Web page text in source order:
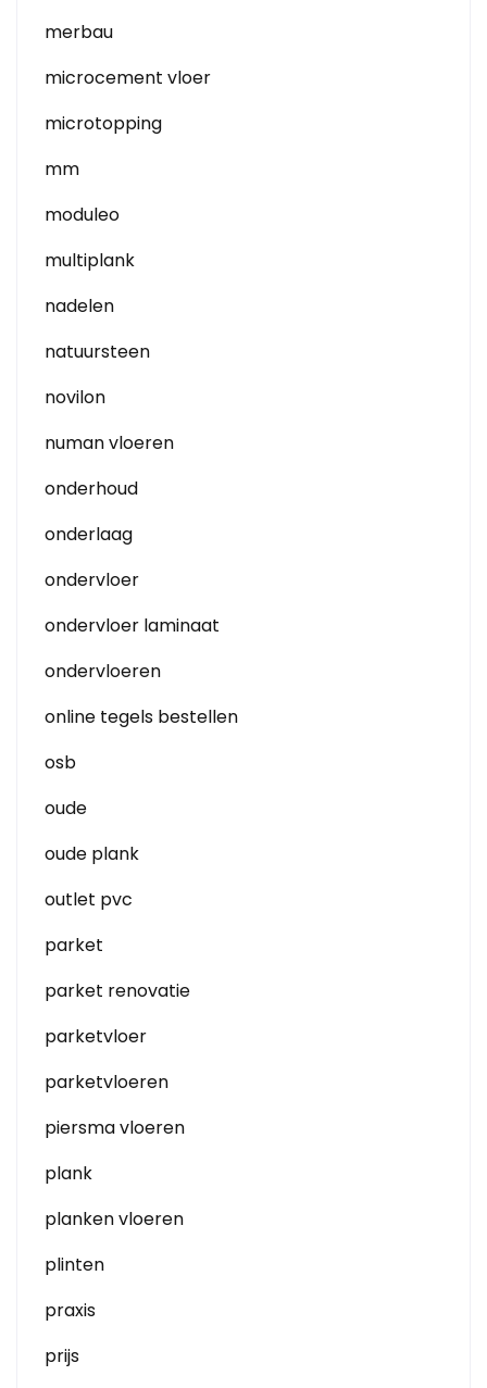
merbau
microcement vloer
microtopping
mm
moduleo
multiplank
nadelen
natuursteen
novilon
numan vloeren
onderhoud
onderlaag
ondervloer
ondervloer laminaat
ondervloeren
online tegels bestellen
osb
oude
oude plank
outlet pvc
parket
parket renovatie
parketvloer
parketvloeren
piersma vloeren
plank
planken vloeren
plinten
praxis
prijs